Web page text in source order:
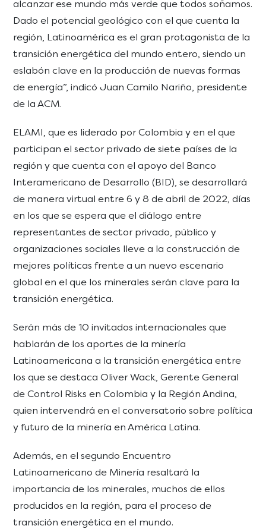
alcanzar ese mundo más verde que todos soñamos.
Dado el potencial geológico con el que cuenta la
región, Latinoamérica es el gran protagonista de la
transición energética del mundo entero, siendo un
eslabón clave en la producción de nuevas formas
de energía”, indicó Juan Camilo Nariño, presidente
de la ACM.
ELAMI, que es liderado por Colombia y en el que
participan el sector privado de siete países de la
región y que cuenta con el apoyo del Banco
Interamericano de Desarrollo (BID), se desarrollará
de manera virtual entre 6 y 8 de abril de 2022, días
en los que se espera que el diálogo entre
representantes de sector privado, público y
organizaciones sociales lleve a la construcción de
mejores políticas frente a un nuevo escenario
global en el que los minerales serán clave para la
transición energética.
Serán más de 10 invitados internacionales que
hablarán de los aportes de la minería
Latinoamericana a la transición energética entre
los que se destaca Oliver Wack, Gerente General
de Control Risks en Colombia y la Región Andina,
quien intervendrá en el conversatorio sobre política
y futuro de la minería en América Latina.
Además, en el segundo Encuentro
Latinoamericano de Minería resaltará la
importancia de los minerales, muchos de ellos
producidos en la región, para el proceso de
transición energética en el mundo.